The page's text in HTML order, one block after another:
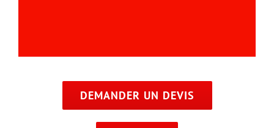
DEMANDER UN DEVIS